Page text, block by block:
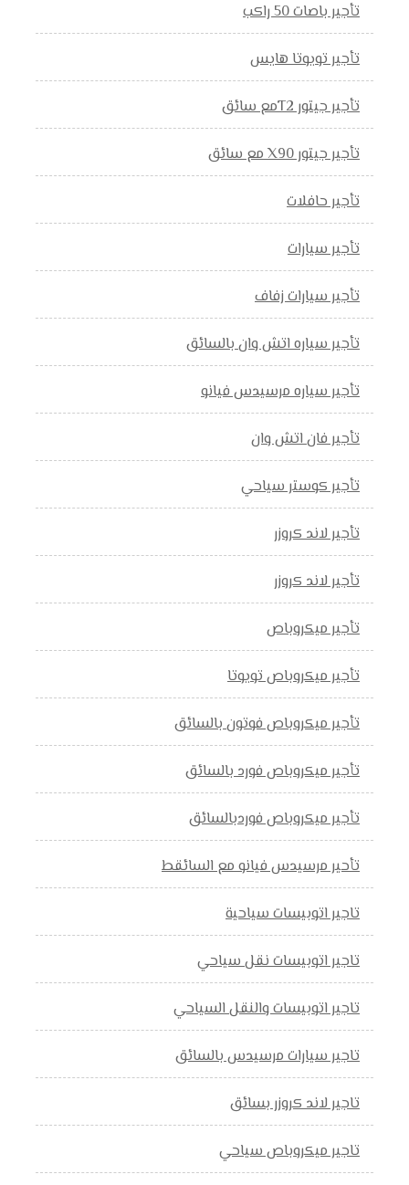
تأجير باصات 50 راكب
تأجير تويوتا هايس
تأجير جيتور T2مع سائق
تأجير جيتور X90 مع سائق
تأجير حافلات
تأجير سيارات
تأجير سيارات زفاف
تأجير سياره اتش وان بالسائق
تأجير سياره مرسيدس فيانو
تأجير فان اتش وان
تأجير كوستر سياحي
تأجير لاند كروزر
تأجير لاند كروزر
تأجير ميكروباص
تأجير ميكروباص تويوتا
تأجير ميكروباص فوتون بالسائق
تأجير ميكروباص فورد بالسائق
تأجير ميكروباص فوردبالسائق
تأحير مرسيدس فيانو مع السائقط
تاجير اتوبيسات سياحية
تاجير اتوبيسات نقل سياحي
تاجير اتوبيسات والنقل السياحي
تاجير سيارات مرسيدس بالسائق
تاجير لاند كروزر بسائق
تاجير ميكروباص سياحي